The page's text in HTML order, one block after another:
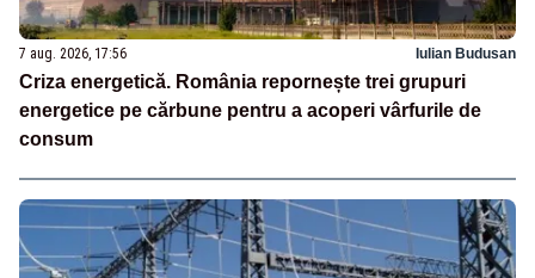
7 aug. 2026, 17:56 Iulian Budusan
Criza energetică. România repornește trei grupuri
energetice pe cărbune pentru a acoperi vârfurile de
consum